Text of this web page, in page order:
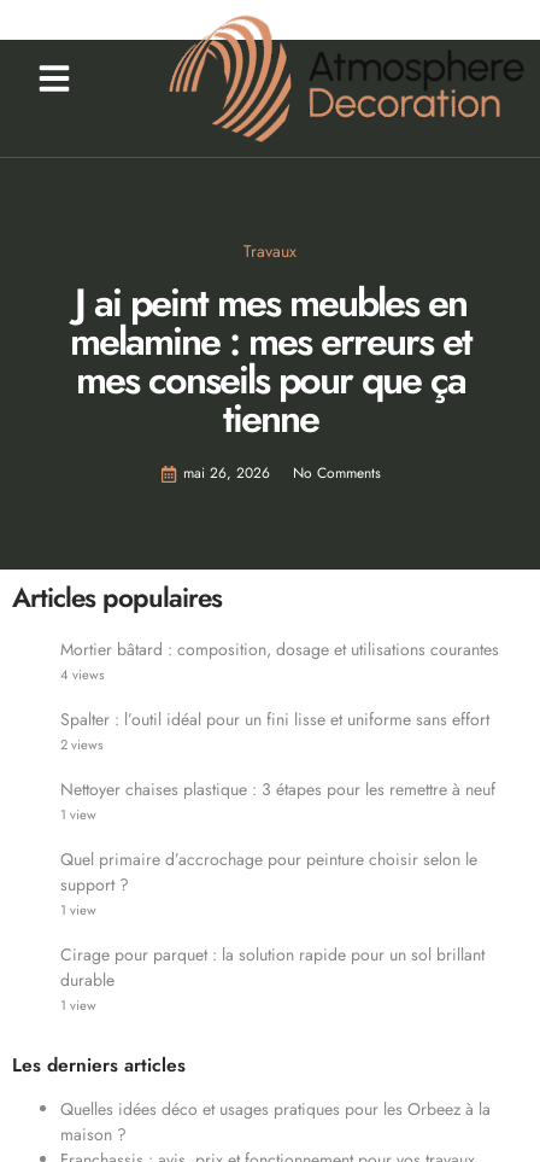
Travaux
J ai peint mes meubles en
melamine : mes erreurs et
mes conseils pour que ça
tienne
mai 26, 2026 No Comments
Articles populaires
Mortier bâtard : composition, dosage et utilisations courantes
4 views
Spalter : l’outil idéal pour un fini lisse et uniforme sans effort
2 views
Nettoyer chaises plastique : 3 étapes pour les remettre à neuf
1 view
Quel primaire d’accrochage pour peinture choisir selon le
support ?
1 view
Cirage pour parquet : la solution rapide pour un sol brillant
durable
1 view
Les derniers articles
Quelles idées déco et usages pratiques pour les Orbeez à la
maison ?